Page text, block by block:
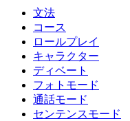
文法
コース
ロールプレイ
キャラクター
ディベート
フォトモード
通話モード
センテンスモード